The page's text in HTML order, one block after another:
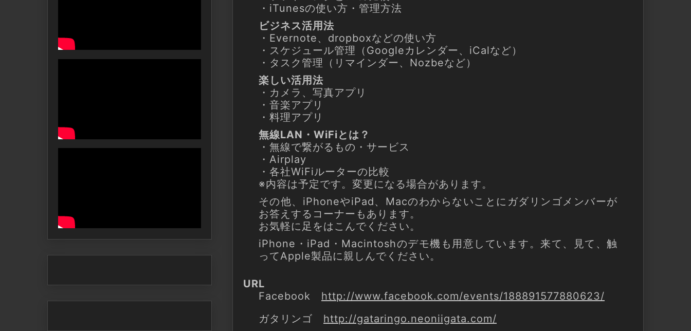
・iTunesの使い方・管理方法
ビジネス活用法
・Evernote、dropboxなどの使い方
・スケジュール管理（Googleカレンダー、iCalなど）
・タスク管理（リマインダー、Nozbeなど）
楽しい活用法
・カメラ、写真アプリ
・音楽アプリ
・料理アプリ
無線LAN・WiFiとは？
・無線で繋がるもの・サービス
・Airplay
・各社WiFiルーターの比較
※内容は予定です。変更になる場合があります。
その他、iPhoneやiPad、Macのわからないことにガダリンゴメンバーが
お答えするコーナーもあります。
お気軽に足をはこんでください。
iPhone・iPad・Macintoshのデモ機も用意しています。来て、見て、触
ってApple製品に親しんでください。
URL
Facebook http://www.facebook.com/events/188891577880623/
ガタリンゴ http://gataringo.neoniigata.com/